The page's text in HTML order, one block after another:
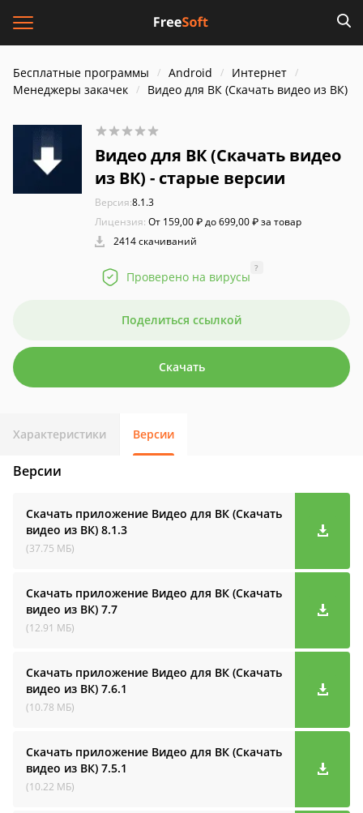
Бесплатные программы Android
Интернет
Менеджеры закачек
Видео для ВК (Скачать видео из ВК)
Видео для ВК (Скачать видео
из ВК) - старые версии
Версия:8.1.3
Лицензия: От 159,00 ₽ до 699,00 ₽ за товар
2414 скачиваний
Проверено на вирусы
?
Поделиться ссылкой
Скачать
Характеристики Версии
Версии
Скачать приложение Видео для ВК (Скачать
видео из ВК) 8.1.3
(37.75 МБ)
Скачать приложение Видео для ВК (Скачать
видео из ВК) 7.7
(12.91 МБ)
Скачать приложение Видео для ВК (Скачать
видео из ВК) 7.6.1
(10.78 МБ)
Скачать приложение Видео для ВК (Скачать
видео из ВК) 7.5.1
(10.22 МБ)